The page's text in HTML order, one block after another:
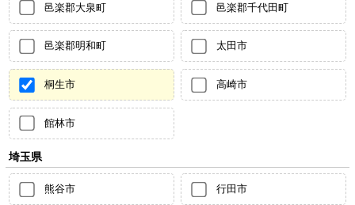
邑楽郡大泉町 邑楽郡千代田町
邑楽郡明和町 太田市
桐生市 高崎市
館林市
埼玉県
熊谷市 行田市